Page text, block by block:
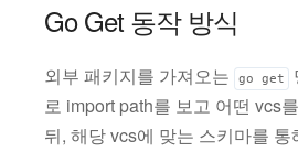
Go Get 동작 방식
외부 패키지를 가져오는 go get
로 import path를 보고 어떤 vcs
뒤, 해당 vcs에 맞는 스키마를